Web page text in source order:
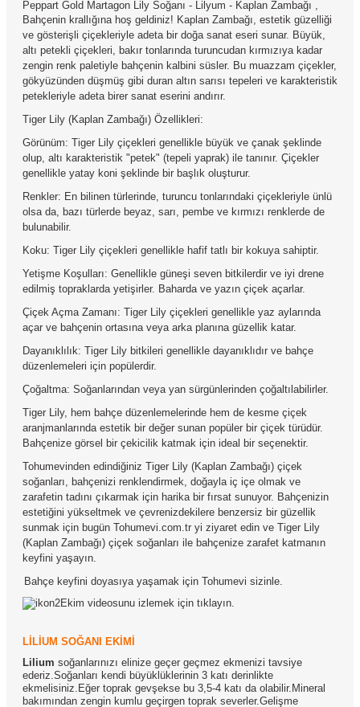
Peppart Gold Martagon Lily Soğanı - Lilyum - Kaplan Zambağı ,
Bahçenin krallığına hoş geldiniz! Kaplan Zambağı, estetik güzelliği
ve gösterişli çiçekleriyle adeta bir doğa sanat eseri sunar. Büyük,
altı petekli çiçekleri, bakır tonlarında turuncudan kırmızıya kadar
zengin renk paletiyle bahçenin kalbini süsler. Bu muazzam çiçekler,
gökyüzünden düşmüş gibi duran altın sarısı tepeleri ve karakteristik
petekleriyle adeta birer sanat eserini andırır.
Tiger Lily (Kaplan Zambağı) Özellikleri:
Görünüm: Tiger Lily çiçekleri genellikle büyük ve çanak şeklinde
olup, altı karakteristik "petek" (tepeli yaprak) ile tanınır. Çiçekler
genellikle yatay koni şeklinde bir başlık oluşturur.
Renkler: En bilinen türlerinde, turuncu tonlarındaki çiçekleriyle ünlü
olsa da, bazı türlerde beyaz, sarı, pembe ve kırmızı renklerde de
bulunabilir.
Koku: Tiger Lily çiçekleri genellikle hafif tatlı bir kokuya sahiptir.
Yetişme Koşulları: Genellikle güneşi seven bitkilerdir ve iyi drene
edilmiş topraklarda yetişirler. Baharda ve yazın çiçek açarlar.
Çiçek Açma Zamanı: Tiger Lily çiçekleri genellikle yaz aylarında
açar ve bahçenin ortasına veya arka planına güzellik katar.
Dayanıklılık: Tiger Lily bitkileri genellikle dayanıklıdır ve bahçe
düzenlemeleri için popülerdir.
Çoğaltma: Soğanlarından veya yan sürgünlerinden çoğaltılabilirler.
Tiger Lily, hem bahçe düzenlemelerinde hem de kesme çiçek
aranjmanlarında estetik bir değer sunan popüler bir çiçek türüdür.
Bahçenize görsel bir çekicilik katmak için ideal bir seçenektir.
Tohumevinden edindiğiniz Tiger Lily (Kaplan Zambağı) çiçek
soğanları, bahçenizi renklendirmek, doğayla iç içe olmak ve
zarafetin tadını çıkarmak için harika bir fırsat sunuyor. Bahçenizin
estetiğini yükseltmek ve çevrenizdekilere benzersiz bir güzellik
sunmak için bugün Tohumevi.com.tr yi ziyaret edin ve Tiger Lily
(Kaplan Zambağı) çiçek soğanları ile bahçenize zarafet katmanın
keyfini yaşayın.
Bahçe keyfini doyasıya yaşamak için Tohumevi sizinle.
Ekim videosunu izlemek için tıklayın.
LİLİUM SOĞANI EKİMİ
Lilium soğanlarınızı elinize geçer geçmez ekmenizi tavsiye
ederiz.Soğanları kendi büyüklüklerinin 3 katı derinlikte
ekmelisiniz.Eğer toprak gevşekse bu 3,5-4 katı da olabilir.Mineral
bakımından zengin kumlu geçirgen toprak severler.Gelişme